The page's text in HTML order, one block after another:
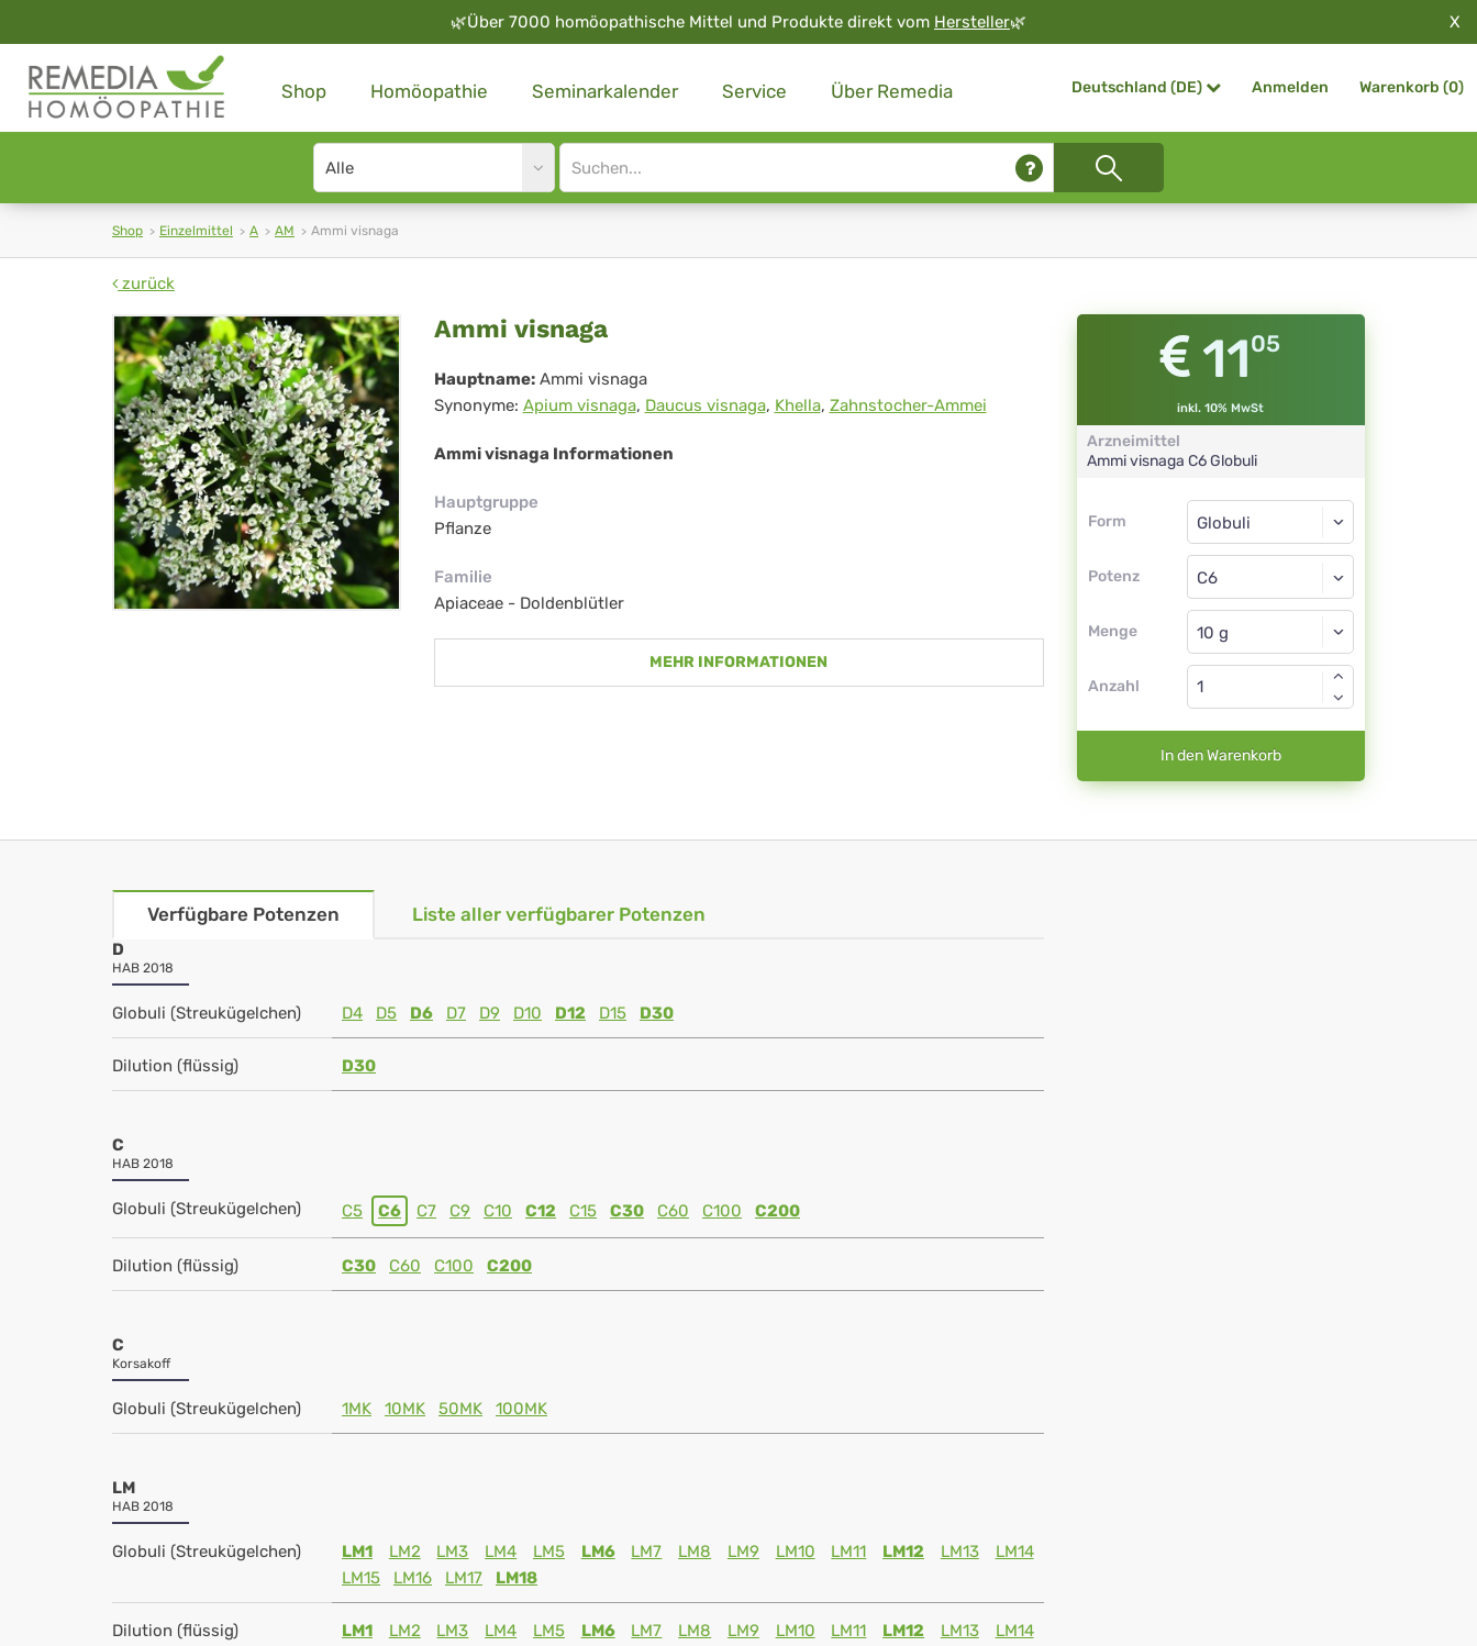
🌿Über 7000 homöopathische Mittel und Produkte direkt vom Hersteller🌿 X
Shop Homöopathie Seminarkalender Service Über Remedia Deutschland (DE) Anmelden Warenkorb (0)
Search
type
Site
search
Shop Einzelmittel A AM Ammi visnaga
zurück
Ammi
visnaga
Ammi visnaga
Hauptname: Ammi visnaga
Synonyme: Apium visnaga, Daucus visnaga, Khella, Zahnstocher-Ammei
Ammi visnaga Informationen
Hauptgruppe
Pflanze
Familie
Apiaceae - Doldenblütler
MEHR INFORMATIONEN
1105
inkl. 10% MwSt
Arzneimittel
Ammi visnaga C6 Globuli
Form
Form
Potenz
Globuli
C6
Menge
Globuli
Anzahl
In den Warenkorb
Verfügbare Potenzen Liste aller verfügbarer Potenzen
D
HAB 2018
Globuli (Streukügelchen) D4 D5 D6 D7 D9 D10 D12 D15 D30
Dilution (flüssig) D30
C
HAB 2018
Globuli (Streukügelchen) C5 C6 C7 C9 C10 C12 C15 C30 C60 C100 C200
Dilution (flüssig) C30 C60 C100 C200
C
Korsakoff
Globuli (Streukügelchen) 1MK 10MK 50MK 100MK
LM
HAB 2018
Globuli (Streukügelchen) LM1 LM2 LM3 LM4 LM5 LM6 LM7 LM8 LM9 LM10 LM11 LM12 LM13
LM14
LM15
LM16 LM17 LM18
Dilution (flüssig) LM1 LM2 LM3 LM4 LM5 LM6 LM7 LM8 LM9 LM10 LM11 LM12 LM13
LM14